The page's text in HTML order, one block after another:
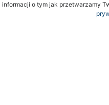
informacji o tym jak przetwarzamy